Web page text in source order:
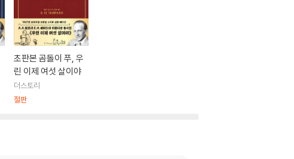
초판본 곰돌이 푸, 우
린 이제 여섯 살이야
더스토리
절판